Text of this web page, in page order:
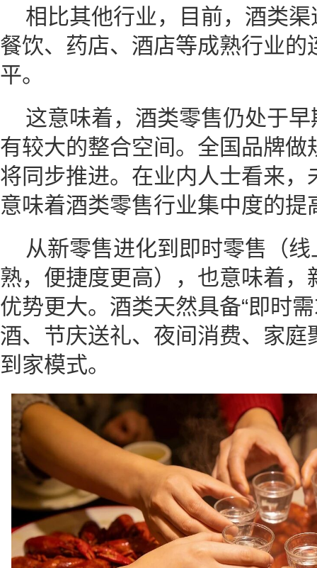
相比其他行业，目前，酒类
餐饮、药店、酒店等成熟行业
平。
这意味着，酒类零售仍处于
有较大的整合空间。全国品牌
将同步推进。在业内人士看来
意味着酒类零售行业集中度的提
从新零售进化到即时零售（
熟，便捷度更高），也意味着
优势更大。酒类天然具备“即时
酒、节庆送礼、夜间消费、家
到家模式。